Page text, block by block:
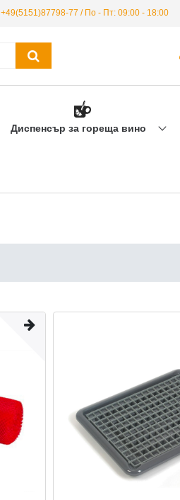
+49(5151)87798-77 / По - Пт: 09:00 - 18:00
Диспенсър за гореща вино